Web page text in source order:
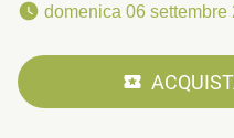
domenica 06